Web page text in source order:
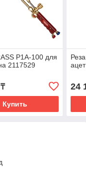
P1A-100 для
2117529
Купить
24